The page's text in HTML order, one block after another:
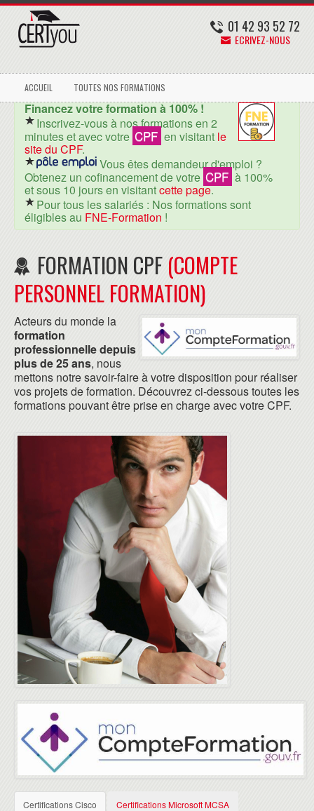
01 42 93 52 72
ECRIVEZ-NOUS
ACCUEIL TOUTES NOS FORMATIONS
Financez votre formation à 100% !
Inscrivez-vous à nos formations en 2
minutes et avec votre CPF en visitant le
site du CPF.
Vous êtes demandeur d'emploi ?
Obtenez un cofinancement de votre CPF à 100%
et sous 10 jours en visitantcette page.
Pour tous les salariés : Nos formations sont
éligibles au FNE-Formation !
FORMATION CPF (COMPTE
PERSONNEL FORMATION)
Acteurs du monde la
formation
professionnelle depuis
plus de 25 ans, nous
mettons notre savoir-faire à votre disposition pour réaliser
vos projets de formation. Découvrez ci-dessous toutes les
formations pouvant être prise en charge avec votre CPF.
Certifications Cisco Certifications Microsoft MCSA